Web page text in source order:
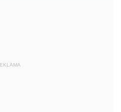
Kultury i Dziedzictwa